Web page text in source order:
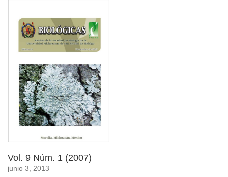
Vol. 9 Núm. 1 (2007)
junio 3, 2013